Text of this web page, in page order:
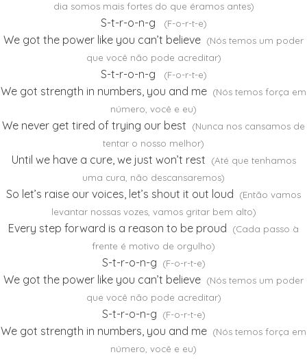
dia somos mais fortes do que éramos antes)
S-t-r-o-n-g (F-o-r-t-e)
We got the power like you can’t believe (Nós temos um poder
que você não pode acreditar)
S-t-r-o-n-g (F-o-r-t-e)
We got strength in numbers, you and me (Nós temos força em
número, você e eu)
We never get tired of trying our best
(Nunca nos cansamos de
tentar o nosso melhor)
Until we have a cure, we just won’t rest
(Até que tenhamos
uma cura, não descansaremos)
So let’s raise our voices, let’s shout it out loud
(Então vamos
levantar nossas vozes, vamos gritar bem alto)
Every step forward is a reason to be proud
(Cada passo à
frente é motivo de orgulho)
S-t-r-o-n-g (F-o-r-t-e)
We got the power like you can’t believe (Nós temos um poder
que você não pode acreditar)
S-t-r-o-n-g (F-o-r-t-e)
We got strength in numbers, you and me (Nós temos força em
número, você e eu)